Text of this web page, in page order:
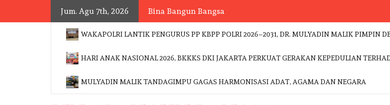
Jum. Agu 7th, 2026 Bina Bangun Bangsa
WAKAPOLRI LANTIK PENGURUS PP KBPP POLRI 2026–2031, DR. MULYADIN MALIK PIMPIN
HARI ANAK NASIONAL 2026, BKKKS DKI JAKARTA PERKUAT GERAKAN KEPEDULIAN
MULYADIN MALIK TANDAGIMPU GAGAS HARMONISASI ADAT, AGAMA DAN NEGARA